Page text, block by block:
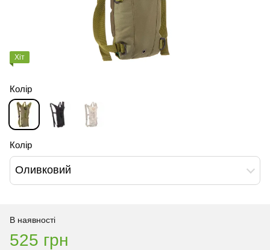
Хіт
Колір
Колір
Оливковий
В наявності
525 грн